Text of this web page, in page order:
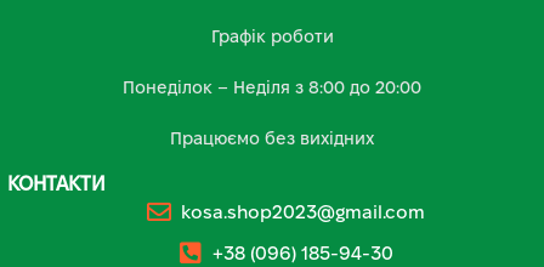
Графік роботи
Понеділок – Неділя з 8:00 до 20:00
Працюємо без вихідних
КОНТАКТИ
kosa.shop2023@gmail.com
+38 (096) 185-94-30